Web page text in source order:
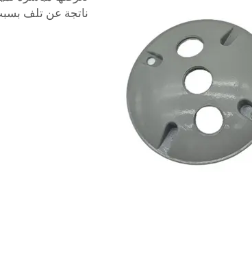
ناتجة عن تلف